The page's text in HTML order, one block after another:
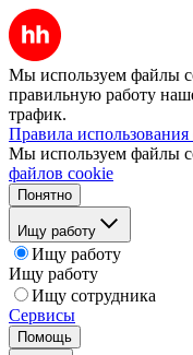
Мы используем файлы
правильную работу
трафик.
Правила
Мы используем файлы
файлов cookie
Понятно
Ищу работу
Ищу работу
Ищу работу
Ищу сотрудника
Сервисы
Помощь